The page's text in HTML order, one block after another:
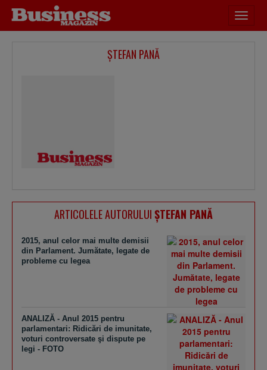
meniu
ŞTEFAN PANĂ
ARTICOLELE AUTORULUI ŞTEFAN PANĂ
2015, anul celor mai multe demisii
din Parlament. Jumătate, legate de
probleme cu legea
ANALIZĂ - Anul 2015 pentru
parlamentari: Ridicări de imunitate,
voturi controversate şi dispute pe
legi - FOTO